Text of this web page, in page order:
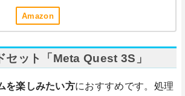
Amazon
セット「Meta Quest 3S」
を楽しみたい方におすすめです。処理